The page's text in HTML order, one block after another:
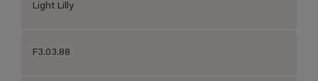
Light Lilly
F3.03.88